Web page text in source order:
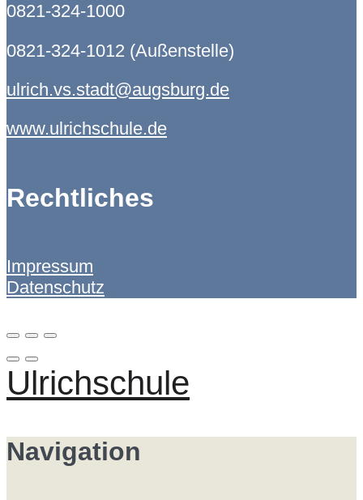
0821-324-1000
0821-324-1012 (Außenstelle)
ulrich.vs.stadt@augsburg.de
www.ulrichschule.de
Rechtliches
Impressum
Datenschutz
Ulrichschule
Navigation